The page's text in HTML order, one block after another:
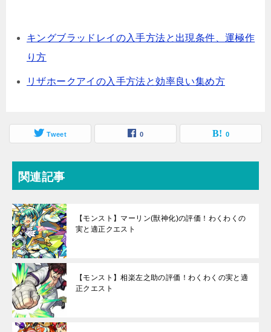
キングブラッドレイの入手方法と出現条件、運極作
り方
リザホークアイの入手方法と効率良い集め方
Tweet 0 0
関連記事
【モンスト】マーリン(獣神化)の評価！わくわくの
実と適正クエスト
【モンスト】相楽左之助の評価！わくわくの実と適
正クエスト